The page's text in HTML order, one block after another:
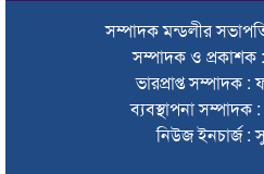
অবশেষে সেই সাইনেজটি সরানোর
দেশের সব বিমানবন্দরে নিরাপত্তা
সুস্থ ত্বকের জন্য প্রয়োজনীয় ভিটামিন
চা বিক্রয়ে ন্যাশনাল টি কোম্পানির
সম্পাদক মন্ডলীর
সম্পাদক ও প্রকাশক
ভারপ্রাপ্ত
ব্যবস্থাপনা
নিউজ ইনচার্জ :